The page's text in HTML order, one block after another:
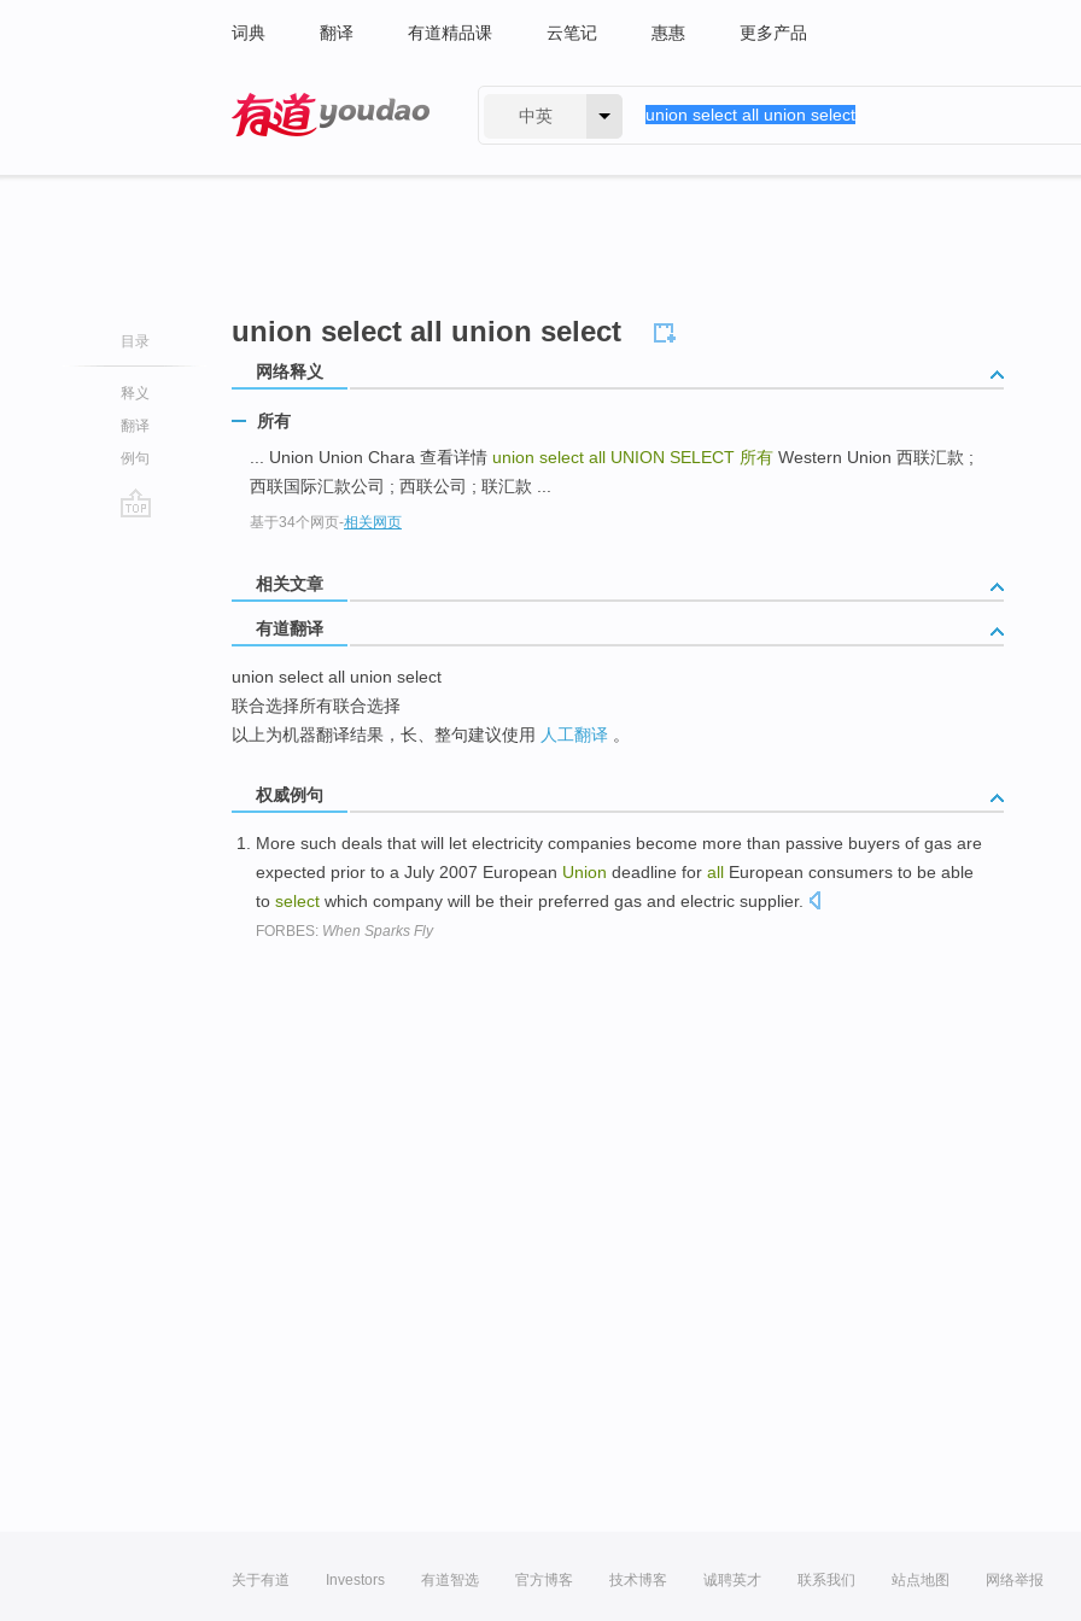
词典 翻译 有道精品课 云笔记 惠惠 更多产品
中英
目录
释义
翻译
例句
union select all union select
网络释义
所有
... Union Union Chara 查看详情 union select all UNION SELECT 所有 Western Union 西联汇款 ;
西联国际汇款公司 ; 西联公司 ; 联汇款 ...
基于34个网页-相关网页
相关文章
有道翻译
union select all union select
联合选择所有联合选择
以上为机器翻译结果，长、整句建议使用 人工翻译 。
权威例句
More such deals that will let electricity companies become more than passive buyers of gas are
expected prior to a July 2007 European Union deadline for all European consumers to be able
to select which company will be their preferred gas and electric supplier.
FORBES: When Sparks Fly
关于有道 Investors 有道智选 官方博客 技术博客 诚聘英才 联系我们 站点地图 网络举报